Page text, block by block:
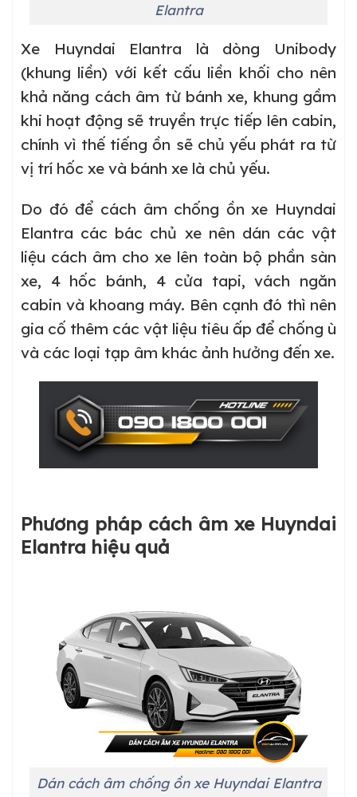
Elantra
Xe Huyndai Elantra là dòng Unibody
(khung liền) với kết cấu liền khối cho nên
khả năng cách âm từ bánh xe, khung gầm
khi hoạt động sẽ truyền trực tiếp lên cabin,
chính vì thế tiếng ồn sẽ chủ yếu phát ra từ
vị trí hốc xe và bánh xe là chủ yếu.
Do đó để cách âm chống ồn xe Huyndai
Elantra các bác chủ xe nên dán các vật
liệu cách âm cho xe lên toàn bộ phần sàn
xe, 4 hốc bánh, 4 cửa tapi, vách ngăn
cabin và khoang máy. Bên cạnh đó thì nên
gia cố thêm các vật liệu tiêu ấp để chống ù
và các loại tạp âm khác ảnh hưởng đến xe.
Phương pháp cách âm xe Huyndai
Elantra hiệu quả
Dán cách âm chống ồn xe Huyndai Elantra